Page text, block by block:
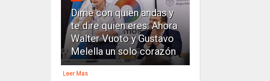
Dime con quien andas y
te dire quien eres: Ahora
Walter Vuoto y Gustavo
Melella un solo corazón
Leer Mas